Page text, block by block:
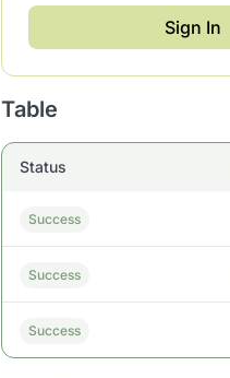
Sign In
Table
Status
Success
Success
Success